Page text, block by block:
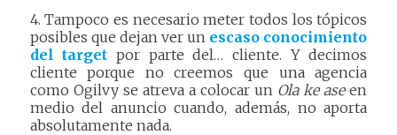
4. Tampoco es necesario meter todos los tópicos
posibles que dejan ver un escaso conocimiento
del target por parte del… cliente. Y decimos
cliente porque no creemos que una agencia
como Ogilvy se atreva a colocar un Ola ke aseen
medio del anuncio cuando, además, no aporta
absolutamente nada.